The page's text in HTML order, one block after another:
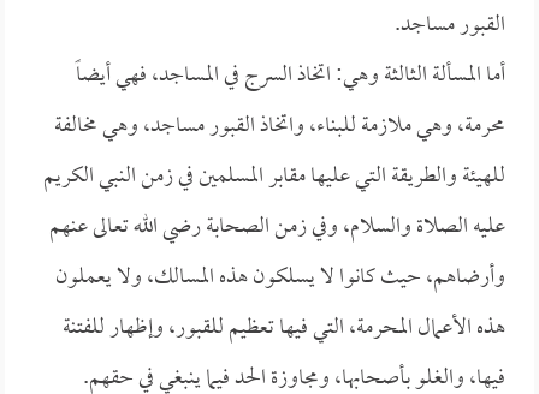
القبور مساجد.
أما المسألة الثالثة وهي: اتخاذ السرج في المساجد، فهي أيضاً
محرمة، وهي ملازمة للبناء، واتخاذ القبور مساجد، وهي مخالفة
للهيئة والطريقة التي عليها مقابر المسلمين في زمن النبي الكريم
عليه الصلاة والسلام، وفي زمن الصحابة رضي الله تعالى عنهم
وأرضاهم، حيث كانوا لا يسلكون هذه المسالك، ولا يعملون
هذه الأعمال المحرمة، التي فيها تعظيم للقبور، وإظهار للفتنة
فيها، والغلو بأصحابها، ومجاوزة الحد فيما ينبغي في حقهم.